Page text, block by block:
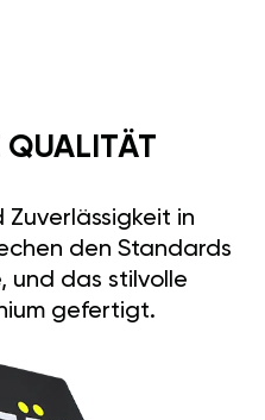
QUALITÄT
in
den Standards
und das stilvolle
gefertigt.